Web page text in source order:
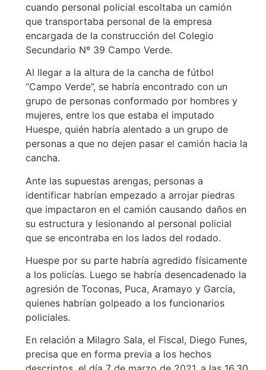
cuando personal policial escoltaba un camión
que transportaba personal de la empresa
encargada de la construcción del Colegio
Secundario Nº 39 Campo Verde.
Al llegar a la altura de la cancha de fútbol
“Campo Verde”, se habría encontrado con un
grupo de personas conformado por hombres y
mujeres, entre los que estaba el imputado
Huespe, quién habría alentado a un grupo de
personas a que no dejen pasar el camión hacia la
cancha.
Ante las supuestas arengas, personas a
identificar habrían empezado a arrojar piedras
que impactaron en el camión causando daños en
su estructura y lesionando al personal policial
que se encontraba en los lados del rodado.
Huespe por su parte habría agredido físicamente
a los policías. Luego se habría desencadenado la
agresión de Toconas, Puca, Aramayo y García,
quienes habrían golpeado a los funcionarios
policiales.
En relación a Milagro Sala, el Fiscal, Diego Funes,
precisa que en forma previa a los hechos